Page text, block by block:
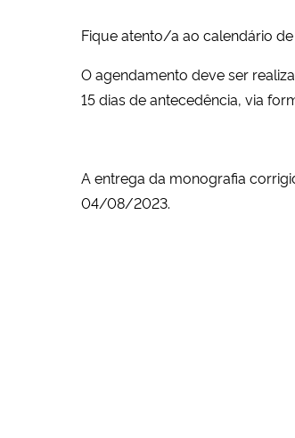
Fique atento/a ao calendário
O agendamento deve ser
15 dias de antecedência, via
A entrega da monografia
04/08/2023.